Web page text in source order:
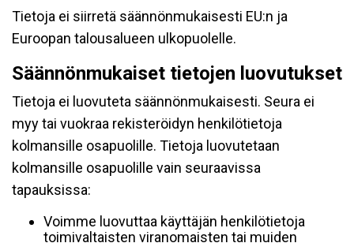
Tietoja ei siirretä säännönmukaisesti EU:n ja
Euroopan talousalueen ulkopuolelle.
Säännönmukaiset tietojen luovutukset
Tietoja ei luovuteta säännönmukaisesti. Seura ei
myy tai vuokraa rekisteröidyn henkilötietoja
kolmansille osapuolille. Tietoja luovutetaan
kolmansille osapuolille vain seuraavissa
tapauksissa:
Voimme luovuttaa käyttäjän henkilötietoja
toimivaltaisten viranomaisten tai muiden